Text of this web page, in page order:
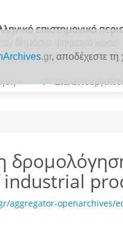
.gr, αποδέχεστε
aggregator-openarchives/